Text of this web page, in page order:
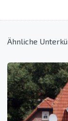
Ähnliche